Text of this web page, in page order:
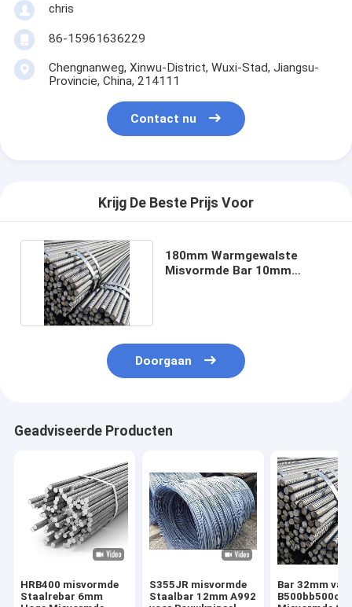
chris
86-15961636229
Chengnanweg, Xinwu-District, Wuxi-Stad, Jiangsu-
Provincie, China, 214111
Contact nu
Krijg De Beste Prijs Voor
180mm Warmgewalste
Misvormde Bar 10mm
Doorgaan
Geadviseerde Producten
HRB400 misvormde
Staalrebar 6mm
S355JR misvormde
Staalbar 12mm A992
Bar 32mm van
B500bb500c